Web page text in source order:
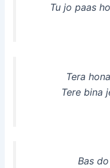
Tu jo paas
Tera
Tere bina
Bas